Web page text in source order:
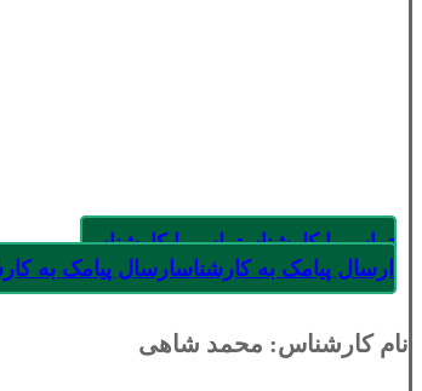
تماس با کارشناستماس با کارشناس
ارسال پیامک به کارشناسارسال پیامک به
نام کارشناس: محمد شاهی